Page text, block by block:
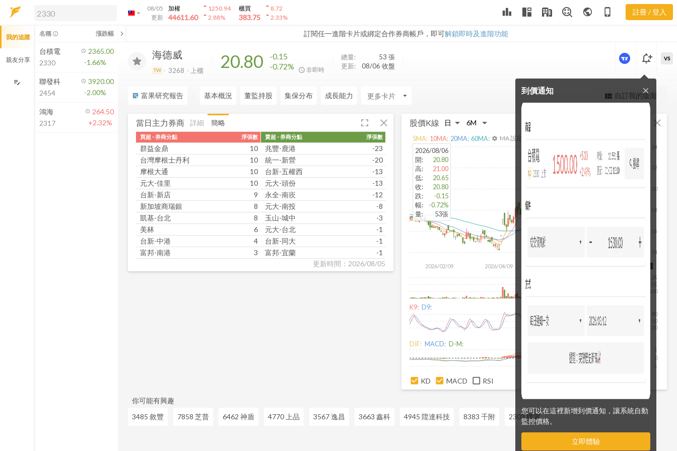
arrow_drop_down
08/05
更新
加權
44611.60
arrow_drop_up1250.94
arrow_drop_up2.88%
櫃買
383.75
arrow_drop_up8.72
arrow_drop_up2.33% leaderboard public phone_iphone 註冊 / 登入
訂閱任一進階卡片或綁定合作券商帳戶，即可解鎖即時及進階功能
解鎖即時行情及進階功能
方案」，即可解鎖以下功能：
即時行情
即時市況與排行
成交金額熱力圖
前往方案訂閱
如何綁定合作券商
力券商
海德威
TW 3268 上櫃 20.80
-0.15
-0.72%
非即時
總量: 53 張
更新:
08/06 收盤
更強大的進階價量圖表
notification_add
到價通知
您可以在這裡新增到價通知，讓系統自動
監控價格。
立即體驗
close
VS
sticky_note_2 富果研究報告 基本概況 董監持股 集保分布 成長能力 arrow_drop_down view_quilt 自訂我的版面
當日主力券商 fullscreen close
詳細 簡略
買超 - 券商分點 淨張數
群益金鼎
10
台灣摩根士丹利
10
摩根大通
10
元大-佳里
10
台新-新店
9
新加坡商瑞銀
8
凱基-台北
8
美林
6
台新-中港
4
富邦-南港
3
賣超 - 券商分點 淨張數
兆豐-鹿港
-23
統一-新營
-20
台新-五權西
-13
元大-頭份
-13
永全-南崁
-12
元大-南投
-8
玉山-城中
-3
元大-台北
-1
台新-同大
-1
富邦-宜蘭
-1
更新時間：2026/08/05
股價K線 close
2026/02/09 2026/04/09
14
16
18
20
22
24
2026/08/06
500
1K
2K
2026/08/06
開:
20.80
高:
21.00
低:
20.65
收:
20.80
跌:
-0.15
幅:
-0.72%
量: 53張
5MA: 10MA: 20MA: 60MA: settings MA 設定
K9: D9:
20
50
80
DIF: MACD: D-M:
0
KD MACD RSI
你可能有興趣
3485 敘豐
7858 芝普 6462 神盾 4770 上品 3567 逸昌 3663 鑫科 4945 陞達科技 8383 千附 2303 聯電
我的追蹤
親友分享
edit_note
名稱 info_outline 漲跌幅 chevron_left
台積電
2330
2365.00
-1.66%
聯發科
2454
3920.00
-2.00%
鴻海
2317
264.50
+2.32%